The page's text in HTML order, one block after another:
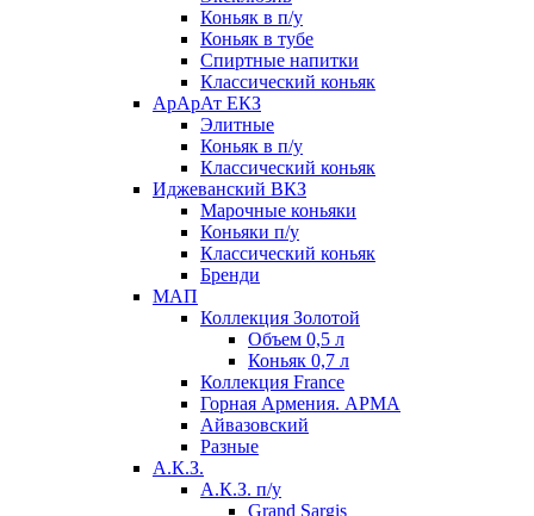
Коньяк в п/у
Коньяк в тубе
Спиртные напитки
Классический коньяк
АрАрАт ЕКЗ
Элитные
Коньяк в п/у
Классический коньяк
Иджеванский ВКЗ
Марочные коньяки
Коньяки п/у
Классический коньяк
Бренди
МАП
Коллекция Золотой
Объем 0,5 л
Коньяк 0,7 л
Коллекция France
Горная Армения. АРМА
Айвазовский
Разные
А.К.З.
А.К.З. п/у
Grand Sargis